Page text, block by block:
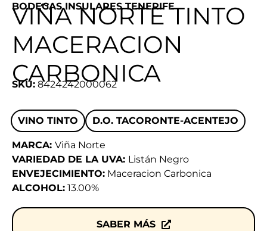
BODEGAS INSULARES TENERIFE
VIÑA NORTE TINTO
MACERACION
CARBONICA
SKU: 8424242000062
VINO TINTO D.O. TACORONTE-ACENTEJO
MARCA: Viña Norte
VARIEDAD DE LA UVA: Listán Negro
ENVEJECIMIENTO: Maceracion Carbonica
ALCOHOL: 13.00%
SABER MÁS